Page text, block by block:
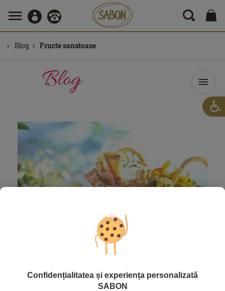
Blog Fructe sanatoase
Încarcă-te cu energia vindecătoare a
Confidențialitatea și experiența personalizată
SABON